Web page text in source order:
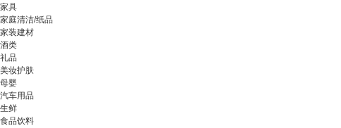
家具
家庭清洁/纸品
家装建材
酒类
礼品
美妆护肤
母婴
汽车用品
生鲜
食品饮料